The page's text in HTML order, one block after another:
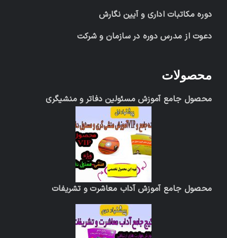
دوره مکاتبات اداری و آیین نگارش
دعوت از مدرس دوره در سازمان و شرکت
محصولات
محصول جامع آموزش مسئولین دفاتر و منشیگری
محصول جامع آموزش آداب معاشرت و تشریفات